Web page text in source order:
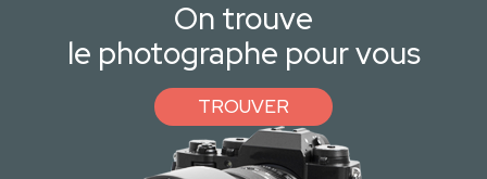
On trouve
le photographe pour vous
TROUVER